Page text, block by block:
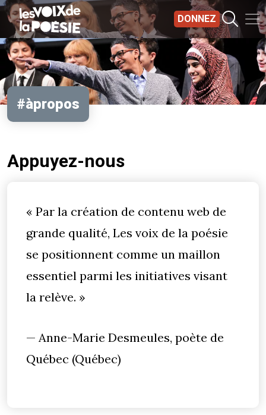
Aller au contenu principal
DONNEZ
#àpropos
Appuyez-nous
« Par la création de contenu web de
grande qualité, Les voix de la poésie
se positionnent comme un maillon
essentiel parmi les initiatives visant
la relève. »
— Anne-Marie Desmeules, poète de
Québec (Québec)